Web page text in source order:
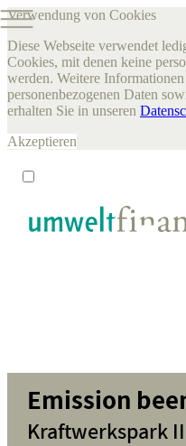
Verwendung von Cookies
Diese Webseite verwendet
Cookies, mit denen keine
werden. Weitere
personenbezogenen Daten
erhalten Sie in unseren
Akzeptieren
Emission
Kraftwerkspark